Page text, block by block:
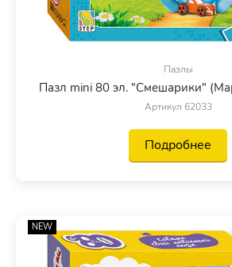
Пазлы
Пазл mini 80 эл. "Смешарики"
Артикул 62033
Подробнее
NEW